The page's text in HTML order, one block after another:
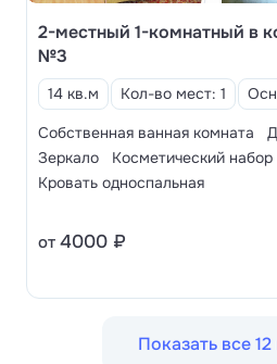
2-местный 1-комнатный в
№3
14 кв.м Кол-во мест: 1
Собственная ванная комната
Зеркало
Косметический набор
Кровать односпальная
от 4000 ₽
Показать все